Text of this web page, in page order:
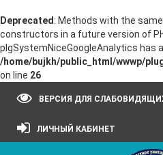
Deprecated : Methods with the
constructors in a future version of
plgSystemNiceGoogleAnalytics has
/home/bujkh/public_html/wwwp/
on line 26
ВЕРСИЯ ДЛЯ
ЛИЧНЫЙ КАБИНЕТ